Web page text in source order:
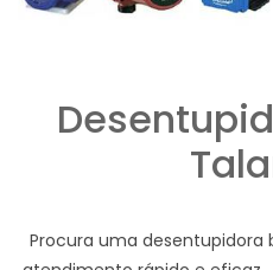
Procura uma desentupidora